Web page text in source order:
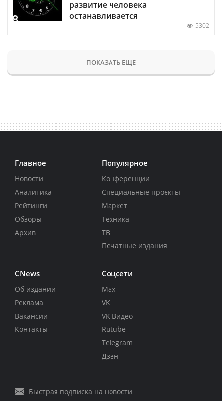
развитие человека
останавливается
5302
ПОКАЗАТЬ ЕЩЕ
Главное
Новости
Аналитика
Рейтинги
Обзоры
Архив
Популярное
Конференции
Специальные проекты
Маркет
Техника
ТВ
Печатные издания
CNews
Об издании
Реклама
Вакансии
Контакты
Соцсети
Max
VK
VK Видео
Rutube
Telegram
Дзен
Быстрая подписка на новости